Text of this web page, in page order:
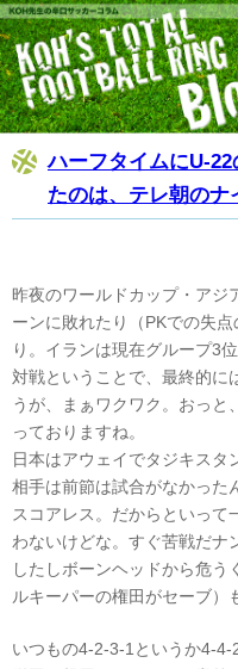
ハーフタイムにU-
たのは、テレ朝のナ
昨夜のワールドカップ・アジ
ーンに敗れたり（PKでの失
り。イランは現在グループ3
対戦ということで、最終的に
うが、まぁワクワク。おっと
っておりますね。
日本はアウェイでタジキスタ
相手は前節は試合がなかった
スコアレス。だからといって
わないけどな。すぐ苦戦だナ
したしボーンヘッドから危う
ルキーパーの権田がセーブ）
いつもの4-2-3-1というか4-4-